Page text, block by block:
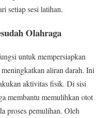
setiap sesi latihan.
Olahraga
untuk mempersiapkan
aliran darah. Ini
aktivitas fisik. Di sisi
membantu memulihkan otot
proses pemulihan. Oleh